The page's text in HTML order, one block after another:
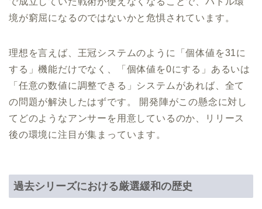
境が窮屈になるのではないかと危惧されています。
理想を言えば、王冠システムのように「個体値を31に
する」機能だけでなく、「個体値を0にする」あるいは
「任意の数値に調整できる」システムがあれば、全て
の問題が解決したはずです。 開発陣がこの懸念に対し
てどのようなアンサーを用意しているのか、リリース
後の環境に注目が集まっています。
過去シリーズにおける厳選緩和の歴史